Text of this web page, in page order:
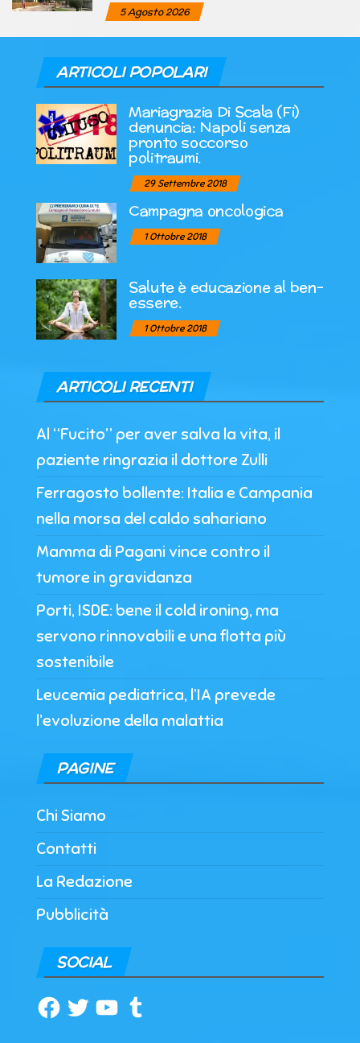
5 Agosto 2026
ARTICOLI POPOLARI
Mariagrazia Di Scala (Fi)
denuncia: Napoli senza
pronto soccorso
politraumi.
29 Settembre 2018
Campagna oncologica
1 Ottobre 2018
Salute è educazione al ben-
essere.
1 Ottobre 2018
ARTICOLI RECENTI
Al “Fucito” per aver salva la vita, il
paziente ringrazia il dottore Zulli
Ferragosto bollente: Italia e Campania
nella morsa del caldo sahariano
Mamma di Pagani vince contro il
tumore in gravidanza
Porti, ISDE: bene il cold ironing, ma
servono rinnovabili e una flotta più
sostenibile
Leucemia pediatrica, l’IA prevede
l’evoluzione della malattia
PAGINE
Chi Siamo
Contatti
La Redazione
Pubblicità
SOCIAL
Facebook
TwitterYouTubeTumblr